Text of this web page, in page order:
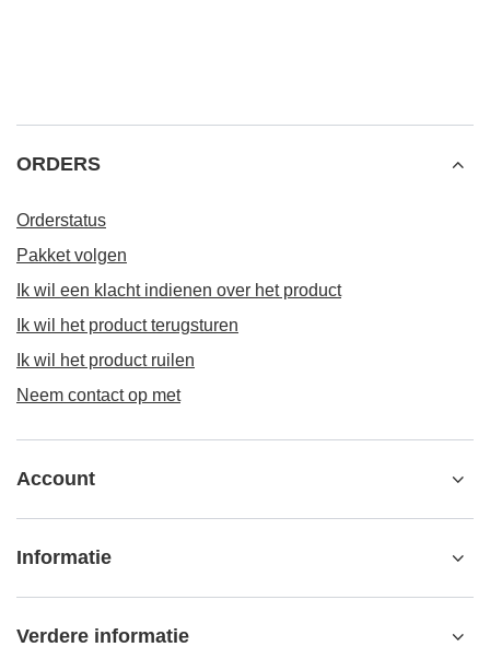
ORDERS
Orderstatus
Pakket volgen
Ik wil een klacht indienen over het product
Ik wil het product terugsturen
Ik wil het product ruilen
Neem contact op met
Account
Informatie
Verdere informatie